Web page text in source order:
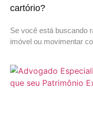
cartório?
Se você está buscando
imóvel ou movimentar